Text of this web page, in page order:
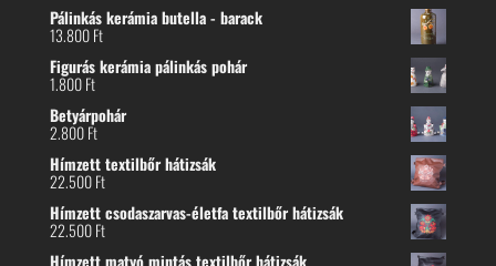
Pálinkás kerámia butella - barack
13.800Ft
Figurás kerámia pálinkás pohár
1.800Ft
Betyárpohár
2.800Ft
Hímzett textilbőr hátizsák
22.500Ft
Hímzett csodaszarvas-életfa textilbőr hátizsák
22.500Ft